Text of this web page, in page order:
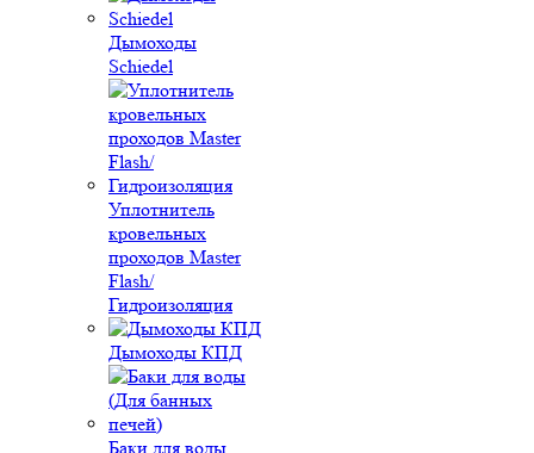
Дымоходы
Schiedel
Уплотнитель
кровельных
проходов Master
Flash/
Гидроизоляция
Дымоходы КПД
Баки для воды